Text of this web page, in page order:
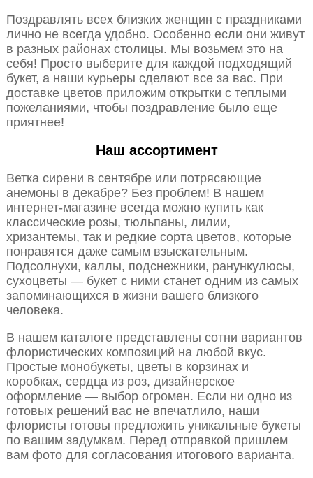
Поздравлять всех близких женщин с праздниками
лично не всегда удобно. Особенно если они живут
в разных районах столицы. Мы возьмем это на
себя! Просто выберите для каждой подходящий
букет, а наши курьеры сделают все за вас. При
доставке цветов приложим открытки с теплыми
пожеланиями, чтобы поздравление было еще
приятнее!
Наш ассортимент
Ветка сирени в сентябре или потрясающие
анемоны в декабре? Без проблем! В нашем
интернет-магазине всегда можно купить как
классические розы, тюльпаны, лилии,
хризантемы, так и редкие сорта цветов, которые
понравятся даже самым взыскательным.
Подсолнухи, каллы, подснежники, ранункулюсы,
сухоцветы — букет с ними станет одним из самых
запоминающихся в жизни вашего близкого
человека.
В нашем каталоге представлены сотни вариантов
флористических композиций на любой вкус.
Простые монобукеты, цветы в корзинах и
коробках, сердца из роз, дизайнерское
оформление — выбор огромен. Если ни одно из
готовых решений вас не впечатлило, наши
флористы готовы предложить уникальные букеты
по вашим задумкам. Перед отправкой пришлем
вам фото для согласования итогового варианта.